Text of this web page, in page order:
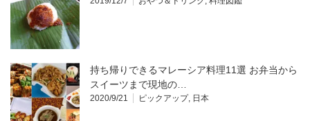
持ち帰りできるマレーシア料理11選 お弁当から
スイーツまで現地の…
2020/9/21 ピックアップ, 日本